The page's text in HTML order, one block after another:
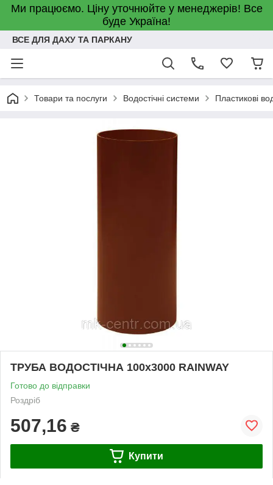
Ми працюємо. Ціну уточнюйте у менеджерів! Все
буде Україна!
ВСЕ ДЛЯ ДАХУ ТА ПАРКАНУ
Товари та послуги Водостічні системи Пластикові
ТРУБА ВОДОСТІЧНА 100х3000 RAINWAY
Готово до відправки
Роздріб
507,16 ₴
Купити